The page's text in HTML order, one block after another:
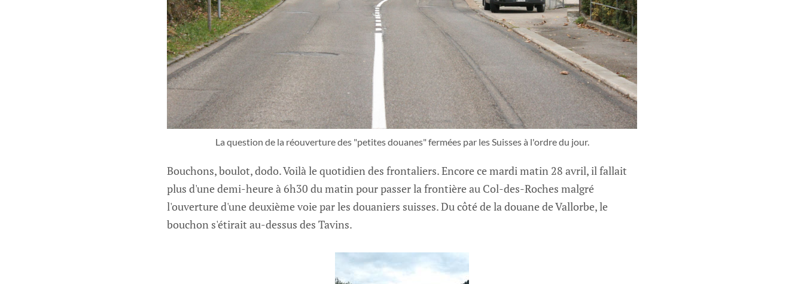
La question de la réouverture des "petites douanes" fermées par les Suisses à l'ordre du jour.
Bouchons, boulot, dodo. Voilà le quotidien des frontaliers. Encore ce mardi matin 28 avril, il fallait
plus d'une demi-heure à 6h30 du matin pour passer la frontière au Col-des-Roches malgré
l'ouverture d'une deuxième voie par les douaniers suisses. Du côté de la douane de Vallorbe, le
bouchon s'étirait au-dessus des Tavins.